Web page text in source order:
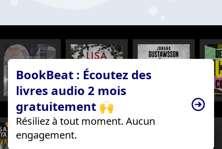
BookBeat : Écoutez des
livres audio 2 mois
gratuitement 🙌
Résiliez à tout moment. Aucun
engagement.